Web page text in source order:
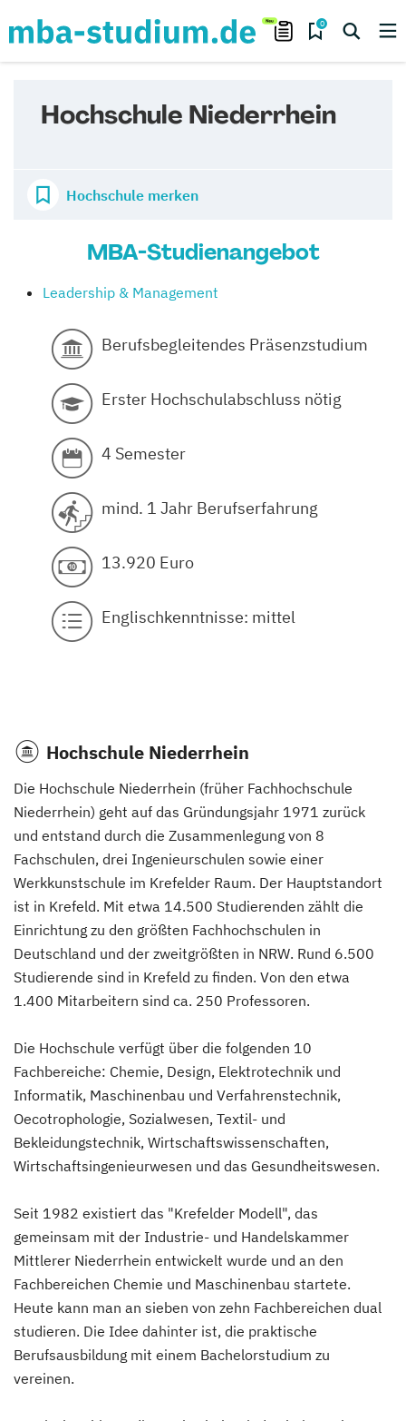
0
Hochschule Niederrhein
Hochschule merken
MBA-Studienangebot
Leadership & Management
Berufsbegleitendes Präsenzstudium
Erster Hochschulabschluss nötig
4 Semester
mind. 1 Jahr Berufserfahrung
13.920 Euro
Englischkenntnisse: mittel
Hochschule Niederrhein
Die Hochschule Niederrhein (früher Fachhochschule
Niederrhein) geht auf das Gründungsjahr 1971 zurück
und entstand durch die Zusammenlegung von 8
Fachschulen, drei Ingenieurschulen sowie einer
Werkkunstschule im Krefelder Raum. Der Hauptstandort
ist in Krefeld. Mit etwa 14.500 Studierenden zählt die
Einrichtung zu den größten Fachhochschulen in
Deutschland und der zweitgrößten in NRW. Rund 6.500
Studierende sind in Krefeld zu finden. Von den etwa
1.400 Mitarbeitern sind ca. 250 Professoren.
Die Hochschule verfügt über die folgenden 10
Fachbereiche: Chemie, Design, Elektrotechnik und
Informatik, Maschinenbau und Verfahrenstechnik,
Oecotrophologie, Sozialwesen, Textil- und
Bekleidungstechnik, Wirtschaftswissenschaften,
Wirtschaftsingenieurwesen und das Gesundheitswesen.
Seit 1982 existiert das "Krefelder Modell", das
gemeinsam mit der Industrie- und Handelskammer
Mittlerer Niederrhein entwickelt wurde und an den
Fachbereichen Chemie und Maschinenbau startete.
Heute kann man an sieben von zehn Fachbereichen dual
studieren. Die Idee dahinter ist, die praktische
Berufsausbildung mit einem Bachelorstudium zu
vereinen.